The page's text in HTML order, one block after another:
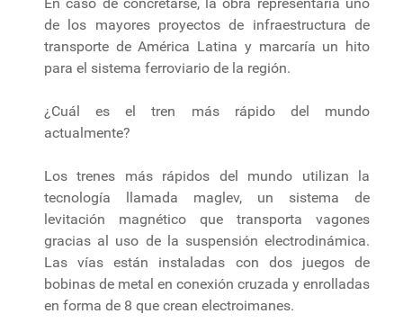
de los mayores proyectos de infraestructura de
transporte de América Latina y marcaría un hito
para el sistema ferroviario de la región.
¿Cuál es el tren más rápido del mundo
actualmente?
Los trenes más rápidos del mundo utilizan la
tecnología llamada maglev, un sistema de
levitación magnético que transporta vagones
gracias al uso de la suspensión electrodinámica.
Las vías están instaladas con dos juegos de
bobinas de metal en conexión cruzada y enrolladas
en forma de 8 que crean electroimanes.